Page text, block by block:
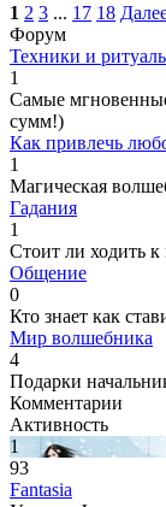
1 2 3 ... 17 18
Форум
Техники и
1
Самые
сумм!)
Как привлечь
1
Магическая
Гадания
1
Стоит ли ходить к
Общение
0
Кто знает как
Мир волшебника
4
Подарки
Комментарии
Активность
1
93
Fantasia